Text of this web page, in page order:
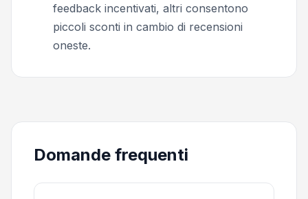
feedback incentivati, altri consentono
piccoli sconti in cambio di recensioni
oneste.
Domande frequenti